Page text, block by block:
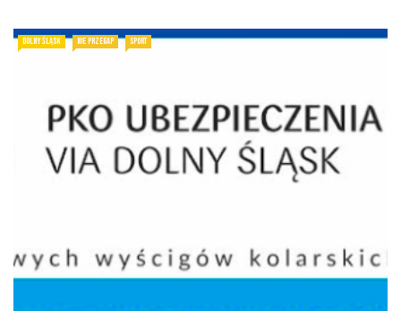
DOLNY ŚLĄSK NIE PRZEGAP SPORT